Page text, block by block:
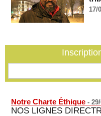
Ceuta s'élève désormais à
marocaine :
08/08/2026 -
MOMO ALADJI
SENEGAL - Les Unes de
08/08/2026 -MOMO ALADJI
17/
Notre Charte Éthique -
NOS LIGNES